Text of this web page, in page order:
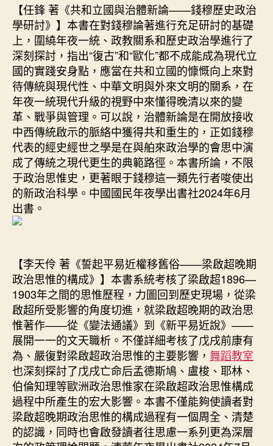
【任鋒 著《共和立國與治體新論——錢穆歷史政治
學研討》】本書在對錢穆論著進行充足研討的基礎
上，圍繞年夜一統、政教關系和歷史政治學進行了
深刻探討，指出“復古”和“歐化”都不成能成為現代立
國的實踐安身點，應當在共和立國的慷慨向上來對
待傳統與現代性、中華文明與外來文明的關系，在
年夜一統現代升級的視野中來懂得晚清以來的變
革、戰爭與管理。可以說，治體新論是在開放接收
中西傳統啟示的脈絡中獲得共和重生的，正如錢穆
代表的經史經世之學是在與舶來政治學的會思中演
成了傳統之現代更生的典範路徑。本書所論，不限
于政治思惟史，更著眼于錢穆這一類先行者唆使出
的新政治科學。中國國民年夜學出書社2024年6月
出書。
【李天伶 著《誓起平易近權移舊俗——梁啟超晚期
政治思惟的構成》】本書系統考核了梁啟超1896—
1903年之間的思惟歷程，力圖回到歷史現場，從梁
啟超所受影響的角度切進，就梁啟超晚期的政治思
惟著作——從《變法通議》到《新平易近說》——
展開一一的文天職析。不僅詳細考核了戊戌前康有
為、嚴復對梁啟超政治思惟的主要影響， 舞蹈教室
也深刻探討了戊戌亡命后孟德斯鳩、盧梭、耶林、
伯倫知理等歐洲政治思惟家在梁啟超政治思惟構成
過程中所產生的宏大影響。本書不僅能夠使讀者對
梁啟超晚期政治思惟的構成過程有一個周全、清楚
的認識，同時也會啟發讀者往思慮一系列更為深層